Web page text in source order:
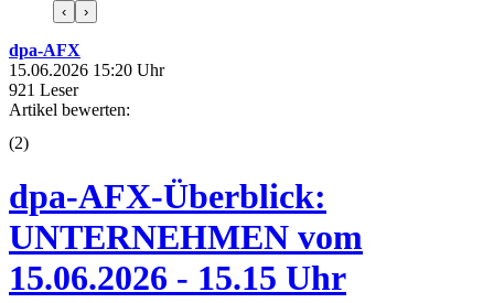
‹ ›
dpa-AFX
15.06.2026 15:20 Uhr
921 Leser
Artikel bewerten:
(2)
dpa-AFX-Überblick:
UNTERNEHMEN vom
15.06.2026 - 15.15 Uhr